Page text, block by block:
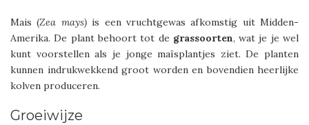
Mais (Zea mays)is een vruchtgewas afkomstig uit Midden-
Amerika. De plant behoort tot de grassoorten, wat je je wel
kunt voorstellen als je jonge maïsplantjes ziet. De planten
kunnen indrukwekkend groot worden en bovendien heerlijke
kolven produceren.
Groeiwijze